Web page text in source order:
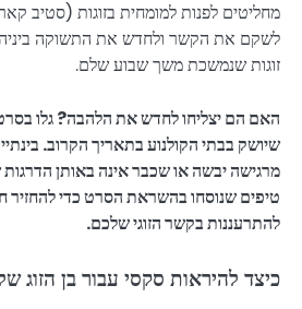
מחליטים לפנות למומחית בזוגות (סטיב
לשקם את הקשר ולחדש את התשוקה
זוגות שנמשכת משך שבוע שלם.
שיושק בבתי הקולנוע בתאריך הקרוב.
מרגישה יבשה או שכבר אינה באותן
טיפים שנוסחו בהשראת הסרט כדי להחזיר
להתרעננות בקשר הזוגי שלכם.
כיצד להיראות סקסי עבור בן הזוג